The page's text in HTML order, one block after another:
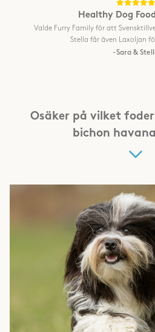
Healthy Dog
Valde Furry Family för att
Stella får även Laxoljan
-Sara &
Osäker på vilket
bichon